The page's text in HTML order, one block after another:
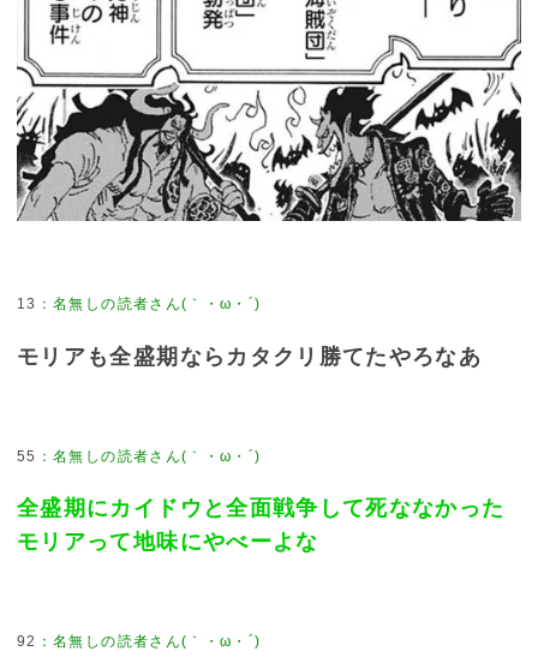
13
モリアも全盛期ならカタクリ勝てたやろなあ
55
全盛期にカイドウと全面戦争して死ななかった
モリアって地味にやべーよな
92